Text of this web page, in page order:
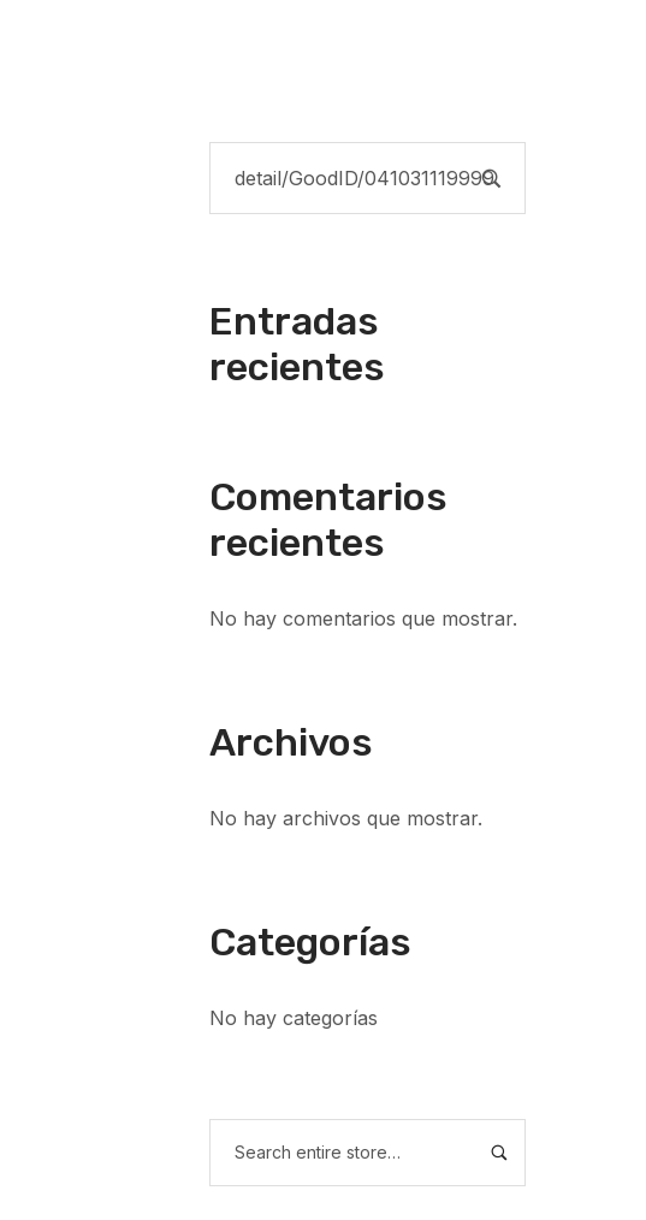
Entradas
recientes
Comentarios
recientes
No hay comentarios que mostrar.
Archivos
No hay archivos que mostrar.
Categorías
No hay categorías